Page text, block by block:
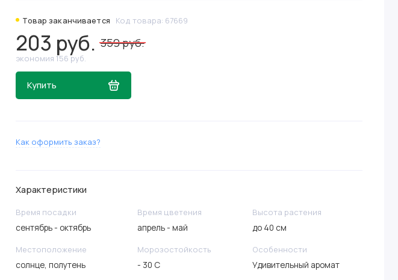
Товар заканчивается
Код товара: 67669
203 руб. 359 руб.
экономия 156 руб.
Купить
Как оформить заказ?
Характеристики
Время посадки
сентябрь - октябрь
Время цветения
апрель - май
Высота растения
до 40 см
Местоположение
солнце, полутень
Морозостойкость
- 30 C
Особенности
Удивительный аромат